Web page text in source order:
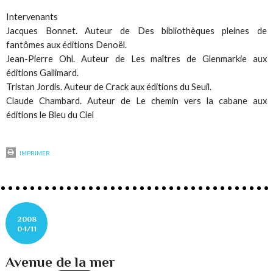
Intervenants
Jacques Bonnet. Auteur de Des bibliothèques pleines de
fantômes aux éditions Denoël.
Jean-Pierre Ohl. Auteur de Les maîtres de Glenmarkie aux
éditions Gallimard.
Tristan Jordis. Auteur deCrackaux éditions du Seuil.
Claude Chambard. Auteur de Le chemin vers la cabaneaux
éditions le Bleu du Ciel
IMPRIMER
2008
04/11
Avenue de la mer